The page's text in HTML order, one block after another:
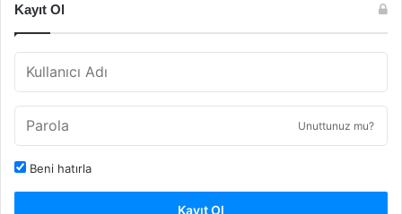
Kayıt Ol
Unuttunuz mu?
Beni hatırla
Kayıt Ol